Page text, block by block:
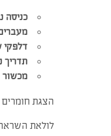
כניסה
דלפקי
תדריך
מכשור
הצגת
לולאת